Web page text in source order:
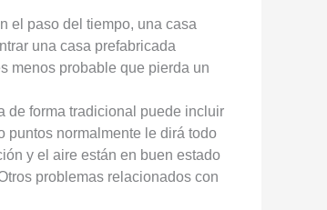
el paso del tiempo, una casa
una casa prefabricada
menos probable que pierda un
de forma tradicional puede incluir
puntos normalmente le dirá todo
y el aire están en buen estado
problemas relacionados con